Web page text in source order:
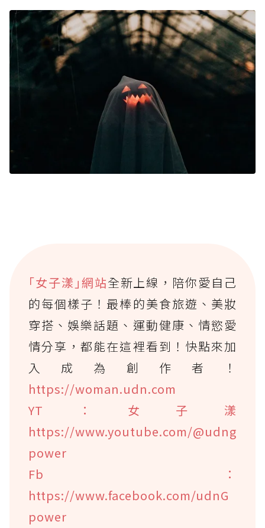
｢女子漾｣網站全新上線，陪你愛自己
的每個樣子！最棒的美食旅遊、美妝
穿搭、娛樂話題、運動健康、情慾愛
情分享，都能在這裡看到！快點來加
入成為創作者！
https://woman.udn.com
YT：女子漾
https://www.youtube.com/@udng
power
Fb：
https://www.facebook.com/udnG
power